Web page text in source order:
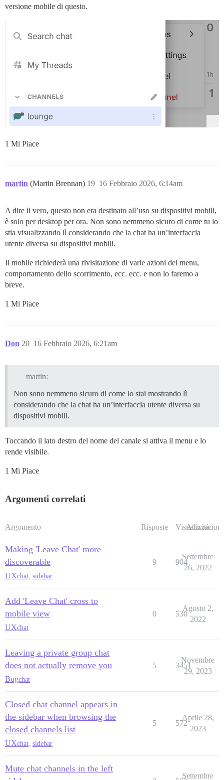
versione mobile di questo.
1 Mi Piace
martin (Martin Brennan) 16 Febbraio 2026, 6:14am
19
A dire il vero, questo non era destinato all’uso su dispositivi mobili,
è solo per desktop per ora. Non sono nemmeno sicuro di come tu lo
stia visualizzando lì considerando che la chat ha un’interfaccia
utente diversa su dispositivi mobili.
Il mobile richiederà una rivisitazione di varie azioni del menu,
comportamento dello scorrimento, ecc. ecc. e non lo faremo a
breve.
1 Mi Piace
Don 16 Febbraio 2026, 6:21am
20
martin:
Non sono nemmeno sicuro di come lo stai mostrando lì
considerando che la chat ha un’interfaccia utente diversa su
dispositivi mobili.
Toccando il lato destro del nome del canale si attiva il menu e lo
rende visibile.
1 Mi Piace
Argomenti correlati
Argomento Risposte Visualizzazioni
Attività
Making 'Leave Chat' more
discoverable
UXchat sidebar
9 904
Settembre
26, 2022
Add 'Leave Chat' cross to
mobile view
UXchat
0 530
Agosto 2,
2022
Leaving a private group chat
does not actually remove you
Bugchat
5 3451
Novembre
29, 2023
Closed chat channel appears in
the sidebar when browsing the
closed channels list
UXchat sidebar
5 572
Aprile 28,
2023
Mute chat channels in the left
Settembre